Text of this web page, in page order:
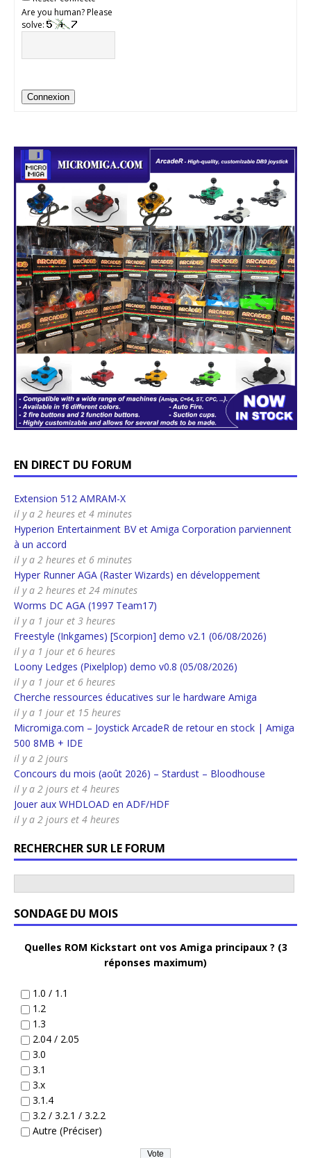
Are you human? Please
solve:
Connexion
EN DIRECT DU FORUM
Extension 512 AMRAM-X
il y a 2 heures et 4 minutes
Hyperion Entertainment BV et Amiga Corporation parviennent
à un accord
il y a 2 heures et 6 minutes
Hyper Runner AGA (Raster Wizards) en développement
il y a 2 heures et 24 minutes
Worms DC AGA (1997 Team17)
il y a 1 jour et 3 heures
Freestyle (Inkgames) [Scorpion] demo v2.1 (06/08/2026)
il y a 1 jour et 6 heures
Loony Ledges (Pixelplop) demo v0.8 (05/08/2026)
il y a 1 jour et 6 heures
Cherche ressources éducatives sur le hardware Amiga
il y a 1 jour et 15 heures
Micromiga.com – Joystick ArcadeR de retour en stock | Amiga
500 8MB + IDE
il y a 2 jours
Concours du mois (août 2026) – Stardust – Bloodhouse
il y a 2 jours et 4 heures
Jouer aux WHDLOAD en ADF/HDF
il y a 2 jours et 4 heures
RECHERCHER SUR LE FORUM
SONDAGE DU MOIS
Quelles ROM Kickstart ont vos Amiga principaux ? (3
réponses maximum)
1.0 / 1.1
1.2
1.3
2.04 / 2.05
3.0
3.1
3.x
3.1.4
3.2 / 3.2.1 / 3.2.2
Autre (Préciser)